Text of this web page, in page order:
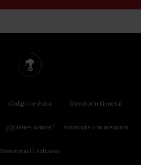
Código de ética
¿Quiénes somos?
Directorio El Sabueso
Directorio General
Anúnciate con nosotros